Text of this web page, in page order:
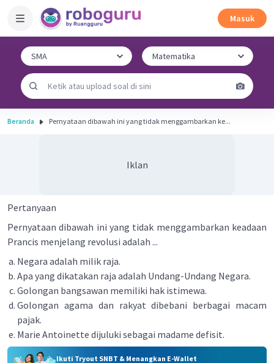
Masuk
Beranda Pernyataan dibawah ini yang tidak menggambarkan ke...
Iklan
Pertanyaan
Pernyataan dibawah ini yang tidak menggambarkan keadaan
Prancis menjelang revolusi adalah ...
Negara adalah milik raja.
Apa yang dikatakan raja adalah Undang-Undang Negara.
Golongan bangsawan memiliki hak istimewa.
Golongan agama dan rakyat dibebani berbagai macam
pajak.
Marie Antoinette dijuluki sebagai madame defisit.
Ikuti Tryout SNBT & Menangkan E-Wallet